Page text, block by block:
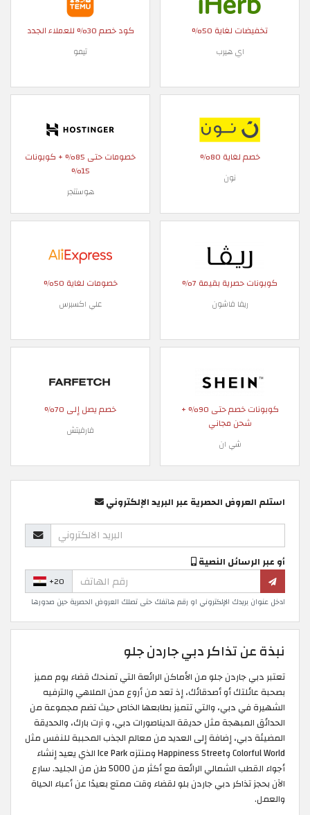
تخفيضات لغاية 50%
اي هيرب
كود خصم 30% للعملاء الجدد
تيمو
خصم لغاية 80%
نون
خصومات حتى 85% + كوبونات
15%
هوستنجر
كوبونات حصرية بقيمة 7%
ريفا فاشون
خصومات لغاية 50%
علي اكسبرس
كوبونات خصم حتى 90% +
شحن مجاني
شي ان
خصم يصل إلى 70%
فارفيتش
استلم العروض الحصرية عبر البريد الإلكتروني
أو عبر الرسائل النصية
+20
ادخل عنوان بريدك الإلكتروني او رقم هاتفك حتى تصلك العروض الحصرية حين صدورها
نبذة عن تذاكر دبي جاردن جلو
تعتبر دبي جاردن جلو من الأماكن الرائعة التي تمنحك قضاء يوم مميز
بصحبة عائلتك أو أصدقائك، إذ تعد من أروع مدن الملاهي والترفيه
الشهيرة في دبي، والتي تتميز بطابعها الخاص حيث تضم مجموعة من
الحدائق المبهجة مثل حديقة الديناصورات دبي، و آرت بارك، والحديقة
المضيئة دبي، إضافة إلى العديد من معالم الجذب المحببة للنفس مثل
Colorful World وHappiness Street ومنتزه Ice Park الذي يعيد إنشاء
أجواء القطب الشمالي الرائعة مع أكثر من 5000 طن من الجليد. سارع
الآن بحجز تذاكر دبي جاردن بلو لقضاء وقت ممتع بعيدًا عن أعباء الحياة
والعمل.